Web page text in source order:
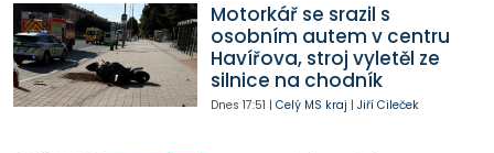
Motorkář se srazil s
osobním autem v centru
Havířova, stroj vyletěl ze
silnice na chodník
Dnes 17:51 | Celý MS kraj | Jiří Cileček